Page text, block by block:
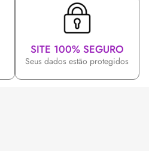
SITE 100% SEGURO
Seus dados estão protegidos